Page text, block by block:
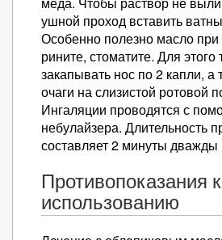
ушной проход вставить
Особенно полезно масло
рините, стоматите. Для этого
закапывать нос по 2 капли, а
очаги на слизистой ротовой
Ингаляции проводятся с
небулайзера. Длительность
составляет 2 минуты дважды
Противопоказания к
использованию